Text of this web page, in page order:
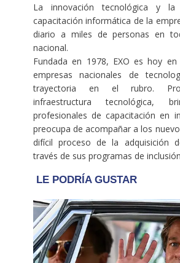
La innovación tecnológica y la
capacitación informática de la
diario a miles de personas en
nacional.
Fundada en 1978, EXO es hoy
empresas nacionales de
trayectoria en el rubro.
infraestructura tecnológica,
profesionales de capacitación en
preocupa de acompañar a los
difícil proceso de la adquisición
través de sus programas de